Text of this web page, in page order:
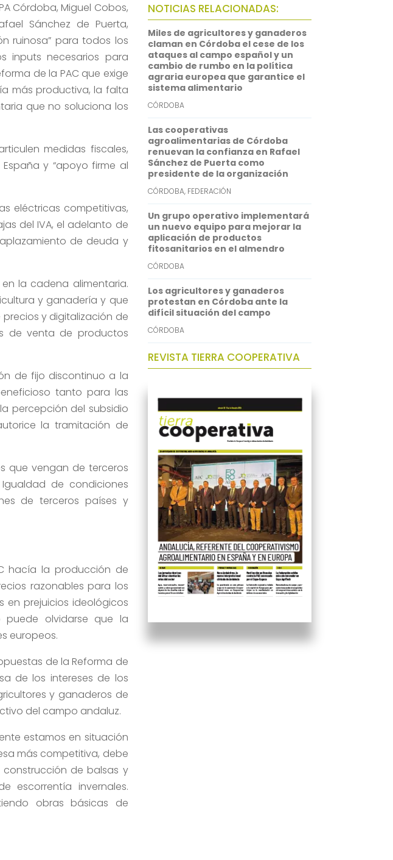
Córdoba, Miguel Cobos,
Sánchez de Puerta,
ruinosa” para todos los
inputs necesarios para
de la PAC que exige
más productiva, la falta
que no soluciona los
medidas fiscales,
y “apoyo firme al
eléctricas competitivas,
del IVA, el adelanto de
de deuda y
la cadena alimentaria.
y ganadería y que
y digitalización de
de venta de productos
de fijo discontinuo a la
tanto para las
percepción del subsidio
la tramitación de
que vengan de terceros
de condiciones
de terceros países y
hacía la producción de
razonables para los
en prejuicios ideológicos
olvidarse que la
europeos.
de la Reforma de
de los intereses de los
y ganaderos de
del campo andaluz.
estamos en situación
más competitiva, debe
construcción de balsas y
escorrentía invernales.
obras básicas de
o
o
k
t
e
r
i
l
a
t
s
A
p
i
n
k
e
I
n
NOTICIAS RELACIONADAS:
Miles de agricultores y ganaderos
claman en Córdoba el cese de los
ataques al campo español y un
cambio de rumbo en la política
agraria europea que garantice el
sistema alimentario
CÓRDOBA
Las cooperativas
agroalimentarias de Córdoba
renuevan la confianza en Rafael
Sánchez de Puerta como
presidente de la organización
CÓRDOBA, FEDERACIÓN
Un grupo operativo implementará
un nuevo equipo para mejorar la
aplicación de productos
fitosanitarios en el almendro
CÓRDOBA
Los agricultores y ganaderos
protestan en Córdoba ante la
difícil situación del campo
CÓRDOBA
REVISTA TIERRA COOPERATIVA